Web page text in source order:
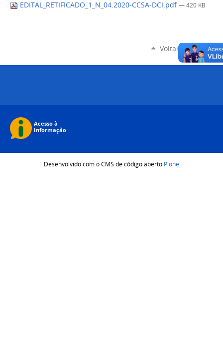
EDITAL_RETIFICADO_1_N_04.2020-CCSA-DCI.pdf — 420 KB
Voltar para o topo
Desenvolvido com o CMS de código aberto Plone